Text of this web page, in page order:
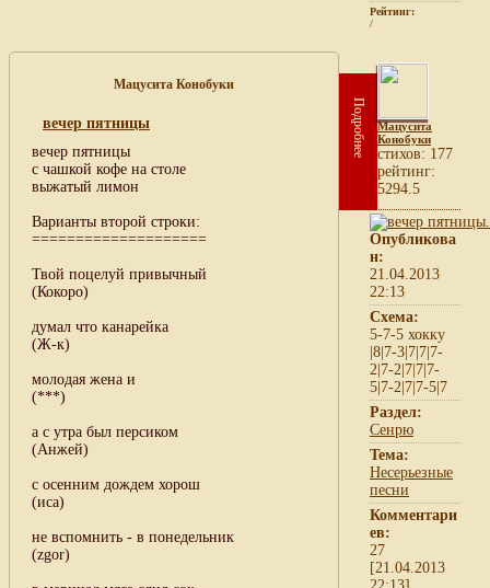
Рейтинг:
/
Мацусита Конобуки
вечер пятницы
вечер пятницы
с чашкой кофе на столе
выжатый лимон
Варианты второй строки:
====================
Твой поцелуй привычный
(Кокоро)
думал что канарейка
(Ж-к)
молодая жена и
(***)
а с утра был персиком
(Анжей)
с осенним дождем хорош
(иса)
не вспомнить - в понедельник
(zgor)
Подробнее
Мацусита
Конобуки
cтихов: 177
рейтинг:
5294.5
Опубликова
н:
21.04.2013
22:13
Схема:
5-7-5 хокку
|8|7-3|7|7|7-
2|7-2|7|7|7-
5|7-2|7|7-5|7
Раздел:
Сенрю
Тема:
Несерьезные
песни
Комментари
ев:
27
[21.04.2013